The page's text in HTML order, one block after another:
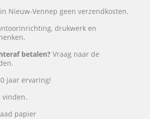
Nieuw-Vennep geen verzendkosten.
drukwerk en
betalen? Vraag naar de
jaar ervaring!
vinden.
papier